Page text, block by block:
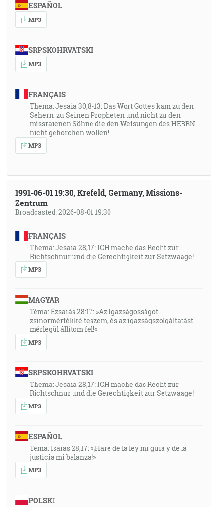
ESPAÑOL
MP3
SRPSKOHRVATSKI
MP3
FRANÇAIS
Thema: Jesaia 30,8-13: Das Wort Gottes kam zu den
Sehern, zu Seinen Propheten und nicht zu den
missratenen Söhne die den Weisungen des HERRN
nicht gehorchen wollen!
MP3
1991-06-01 19:30, Krefeld, Germany, Missions-
Zentrum
Broadcasted: 2026-08-01 19:30
FRANÇAIS
Thema: Jesaia 28,17: ICH mache das Recht zur
Richtschnur und die Gerechtigkeit zur Setzwaage!
MP3
MAGYAR
Téma: Ézsaiás 28:17: »Az Igazságosságot
zsinormértékké teszem, és az igazságszolgáltatást
mérlegül állítom fel!«
MP3
SRPSKOHRVATSKI
Thema: Jesaia 28,17: ICH mache das Recht zur
Richtschnur und die Gerechtigkeit zur Setzwaage!
MP3
ESPAÑOL
Tema: Isaías 28,17: «¡Haré de la ley mi guía y de la
justicia mi balanza!»
MP3
POLSKI